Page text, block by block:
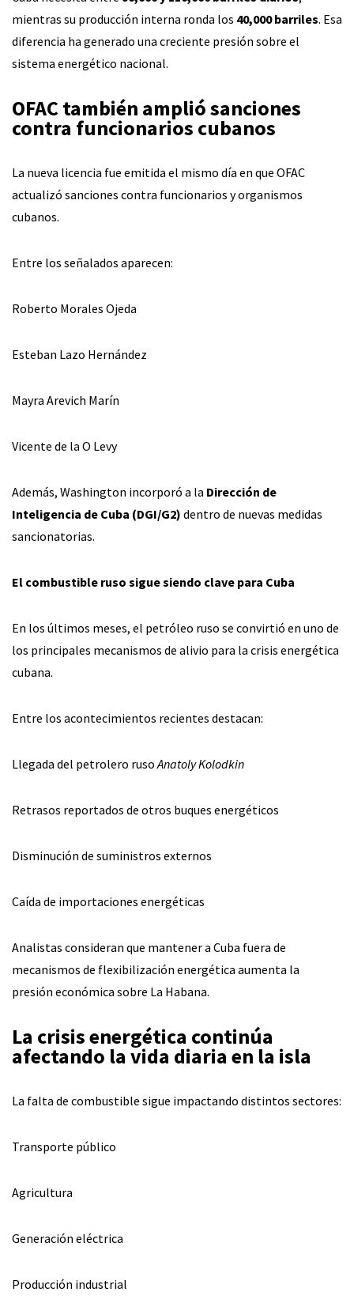
mientras su producción interna ronda los 40,000 barriles. Esa
diferencia ha generado una creciente presión sobre el
sistema energético nacional.
OFAC también amplió sanciones
contra funcionarios cubanos
La nueva licencia fue emitida el mismo día en que OFAC
actualizó sanciones contra funcionarios y organismos
cubanos.
Entre los señalados aparecen:
Roberto Morales Ojeda
Esteban Lazo Hernández
Mayra Arevich Marín
Vicente de la O Levy
Además, Washington incorporó a la Dirección de
Inteligencia de Cuba (DGI/G2) dentro de nuevas medidas
sancionatorias.
El combustible ruso sigue siendo clave para Cuba
En los últimos meses, el petróleo ruso se convirtió en uno de
los principales mecanismos de alivio para la crisis energética
cubana.
Entre los acontecimientos recientes destacan:
Llegada del petrolero rusoAnatoly Kolodkin
Retrasos reportados de otros buques energéticos
Disminución de suministros externos
Caída de importaciones energéticas
Analistas consideran que mantener a Cuba fuera de
mecanismos de flexibilización energética aumenta la
presión económica sobre La Habana.
La crisis energética continúa
afectando la vida diaria en la isla
La falta de combustible sigue impactando distintos sectores:
Transporte público
Agricultura
Generación eléctrica
Producción industrial